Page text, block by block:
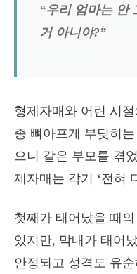
“우리 엄마는 안
거 아니야?”
형제자매와 어린 시
종 뼈아프게 부딪히
으니 같은 부모를 겪
제자매는 각기 ‘전혀
첫째가 태어났을 때
있지만, 막내가 태어
안정되고 성격도 유